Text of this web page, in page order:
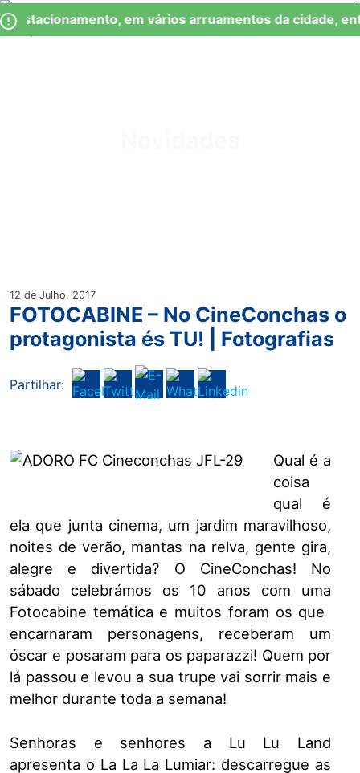
Observação:
este
Skip
to
Estacionamento, em vários arruamentos da cidade,
12 de Julho, 2017
FOTOCABINE – No CineConchas o
protagonista és TU! | Fotografias
Partilhar:
Qual é a
coisa
qual é
ela que junta cinema, um ​jardim maravilhoso,
noites de verão, mantas na relva, gente gira,
alegre e divertida? O CineConchas! No
sábado celebrámos os 10 anos com uma
Fotocabine temática e muitos foram os que ​
encarnaram personagens, receberam ​um​
ósca​r​ e posaram para os paparazzi!​ ​Quem por
lá passou e levou a sua trupe vai sorrir mais e
melhor durante toda a semana!
Senhoras e senhores a Lu Lu Land
apresenta o La La La Lumiar: descarregue as